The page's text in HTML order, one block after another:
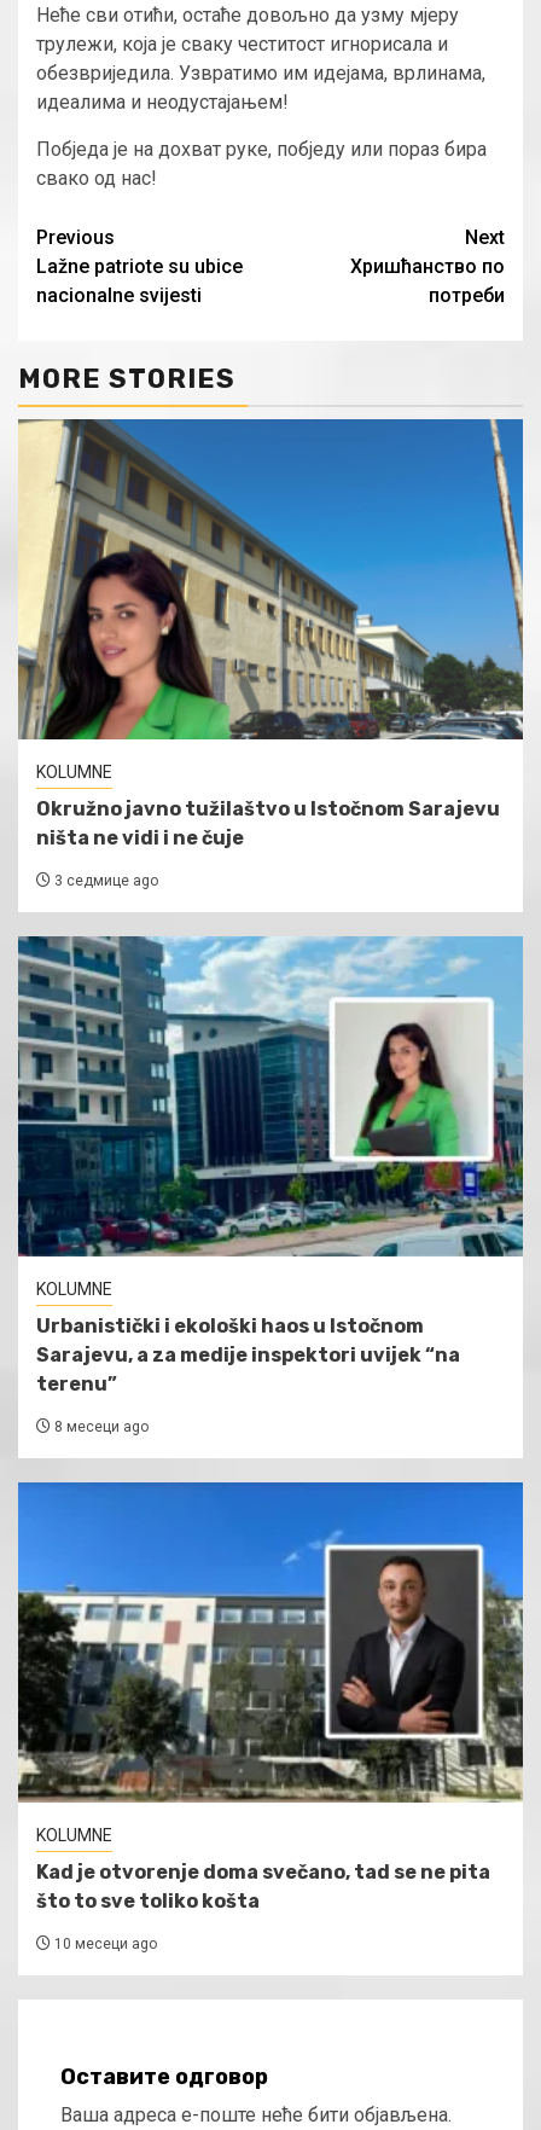
Неће сви отићи, остаће довољно да узму мјеру
трулежи, која је сваку честитост игнорисала и
обезвриједила. Узвратимо им идејама, врлинама,
идеалима и неодустајањем!
Побједа је на дохват руке, побједу или пораз бира
свако од нас!
Continue
Reading
Previous
Lažne patriote su ubice
nacionalne svijesti
Next
Хришћанство по
потреби
MORE STORIES
KOLUMNE
Okružno javno tužilaštvo u Istočnom Sarajevu
ništa ne vidi i ne čuje
3 седмице ago
KOLUMNE
Urbanistički i ekološki haos u Istočnom
Sarajevu, a za medije inspektori uvijek “na
terenu”
8 месеци ago
KOLUMNE
Kad je otvorenje doma svečano, tad se ne pita
što to sve toliko košta
10 месеци ago
Оставите одговор
Ваша адреса е-поште неће бити објављена.